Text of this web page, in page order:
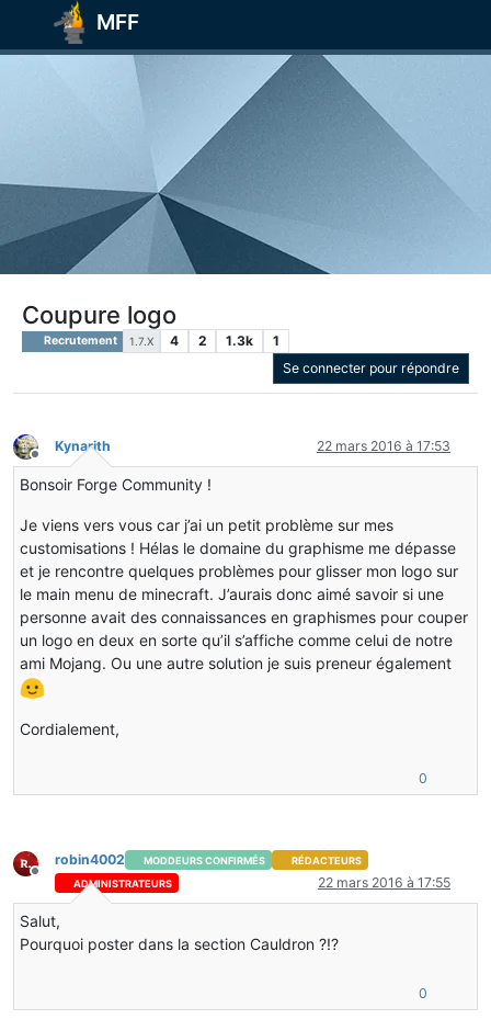
MFF
Coupure logo
Recrutement 1.7.X 4 2 1.3k
1
Se connecter pour répondre
Hors-ligne
Kynarith 22 mars 2016 à 17:53
Bonsoir Forge Community !
Je viens vers vous car j’ai un petit problème sur mes
customisations ! Hélas le domaine du graphisme me dépasse
et je rencontre quelques problèmes pour glisser mon logo sur
le main menu de minecraft. J’aurais donc aimé savoir si une
personne avait des connaissances en graphismes pour couper
un logo en deux en sorte qu’il s’affiche comme celui de notre
ami Mojang. Ou une autre solution je suis preneur également
Cordialement,
0
Hors-ligne
robin4002 MODDEURS CONFIRMÉS
RÉDACTEURS
ADMINISTRATEURS
22 mars 2016 à 17:55
Salut,
Pourquoi poster dans la section Cauldron ?!?
0